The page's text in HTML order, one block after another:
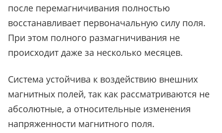
после перемагничивания полностью
восстанавливает первоначальную силу поля.
При этом полного размагничивания не
происходит даже за несколько месяцев.
Система устойчива к воздействию внешних
магнитных полей, так как рассматриваются не
абсолютные, а относительные изменения
напряженности магнитного поля.